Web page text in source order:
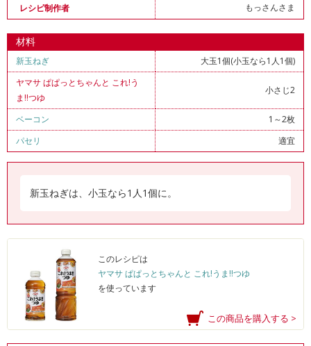
レシピ制作者
もっさんさま
材料
新玉ねぎ
大玉1個(小玉なら1人1個)
ヤマサ ぱぱっとちゃんと これ!う
ま!!つゆ
小さじ2
ベーコン
1～2枚
パセリ
適宜
新玉ねぎは、小玉なら1人1個に。
このレシピは
ヤマサ ぱぱっとちゃんと これ!うま!!つゆ
を使っています
この商品を購入する >